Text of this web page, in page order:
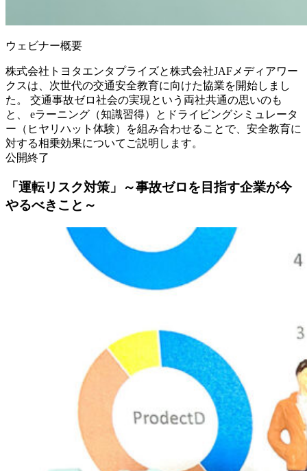
ウェビナー概要
株式会社トヨタエンタプライズと株式会社JAFメディアワー
クスは、次世代の交通安全教育に向けた協業を開始しまし
た。 交通事故ゼロ社会の実現という両社共通の思いのも
と、 eラーニング（知識習得）とドライビングシミュレータ
ー（ヒヤリハット体験）を組み合わせることで、安全教育に
対する相乗効果についてご説明します。
公開終了
「運転リスク対策」～事故ゼロを目指す企業が今
やるべきこと～